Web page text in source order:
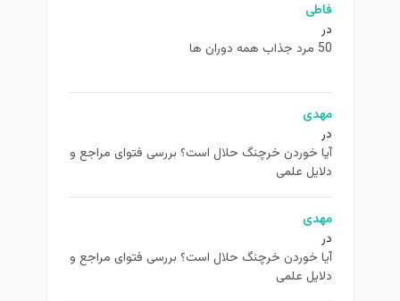
فاطی
در
50 مرد جذاب همه دوران ها
مهدی
در
آیا خوردن خرچنگ حلال است؟ بررسی فتوای مراجع و
دلایل علمی
مهدی
در
آیا خوردن خرچنگ حلال است؟ بررسی فتوای مراجع و
دلایل علمی